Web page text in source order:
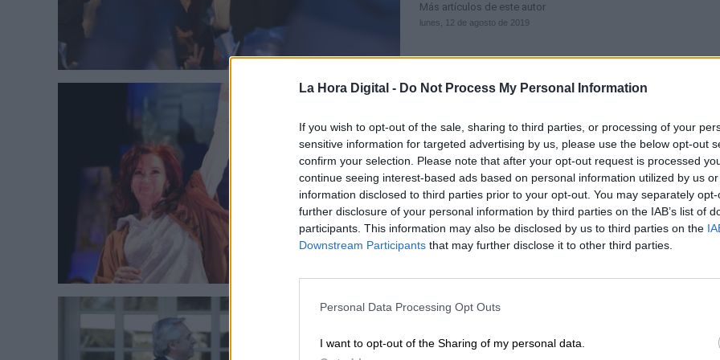
La Hora Digital - Do Not Process My Personal Information
If you wish to opt-out of the sale, sharing to third parties, or processing of your
sensitive information for targeted advertising by us, please use the below opt-out
confirm your selection. Please note that after your opt-out request is processed
continue seeing interest-based ads based on personal information utilized by us
information disclosed to third parties prior to your opt-out. You may separately
further disclosure of your personal information by third parties on the IAB’s list of
participants. This information may also be disclosed by us to third parties on the
Downstream Participants that may further disclose it to other third parties.
Personal Data Processing Opt Outs
I want to opt-out of the Sharing of my personal data.
Más artículos de este autor
lunes, 12 de agosto de 2019
La magistral jugada de la "Reina
Cristina" de Argentina
PorOlga Wornat
Más artículos de este autor
martes, 13 de agosto de 2019